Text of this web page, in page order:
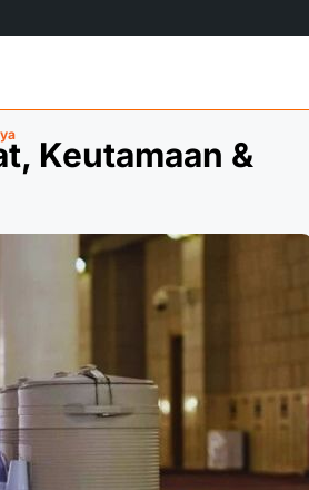
Keutamaan &